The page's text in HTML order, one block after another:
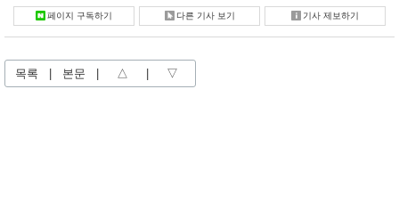
페이지 구독하기 다른 기사 보기 기사 제보하기
목록 본문 △ ▽